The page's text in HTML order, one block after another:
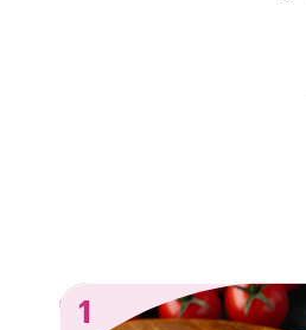
1